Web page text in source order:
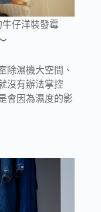
仔洋裝發霉
除濕機大空間、
沒有辦法掌控
會因為濕度的影